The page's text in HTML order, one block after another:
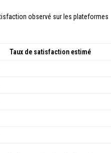
observé sur les plateformes
Taux de satisfaction estimé